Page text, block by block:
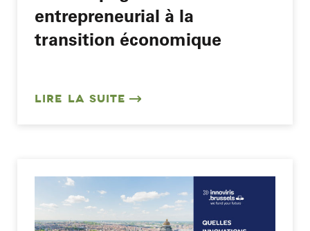
entrepreneurial à la
transition économique
LIRE LA SUITE